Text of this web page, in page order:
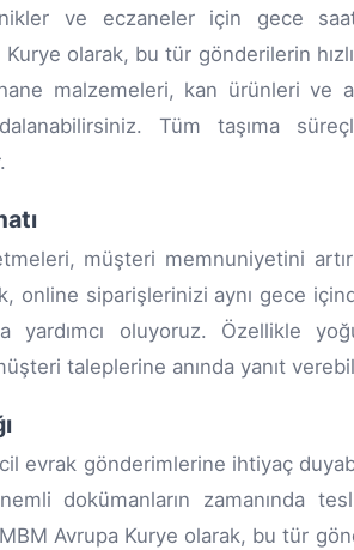
ve eczaneler için gece
Kurye olarak, bu tür gönderilerin
malzemeleri, kan ürünleri ve
Tüm taşıma
müşteri memnuniyetini
online siparişlerinizi aynı gece
yardımcı oluyoruz. Özellikle
taleplerine anında yanıt
evrak gönderimlerine ihtiyaç
dokümanların zamanında
MBM Avrupa Kurye olarak, bu tür